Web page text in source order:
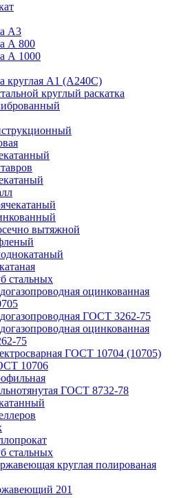
А3
А 800
А 1000
круглая А1 (А240C)
круглый раскатка
вытяжной
стальных
оцинкованная
ГОСТ 3262-75
оцинкованная
75
ГОСТ 10704 (10705)
10706
ГОСТ 8732-78
стальных
круглая полированая
201